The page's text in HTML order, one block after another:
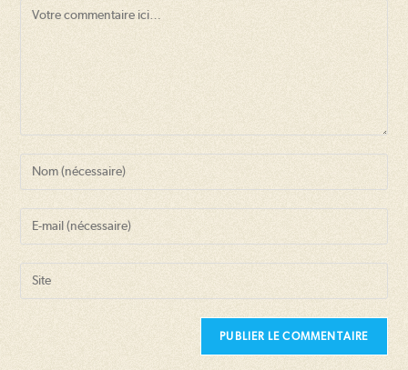
Comment
Enter
your
name
comment
Enter
your
email
address
Saisir
l’URL